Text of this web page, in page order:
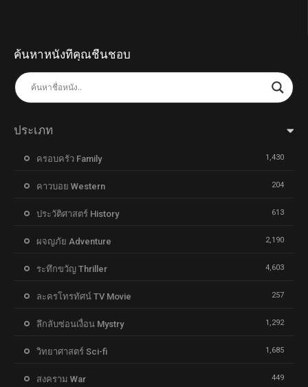
ค้นหาหนังที่คุณชื่นชอบ
ประเภท
ครอบครัว Family 1,430
คาวบอย Western 204
ประวัติศาสตร์ History 613
ผจญภัย Adventure 2,190
ระทึกขวัญ Thriller 4,603
ละครโทรทัศน์ TV Movie 257
ลึกลับซ่อนเงื่อน Mystry 1,292
วิทยาศาสตร์ Sci-fi 1,685
สงคราม War 449